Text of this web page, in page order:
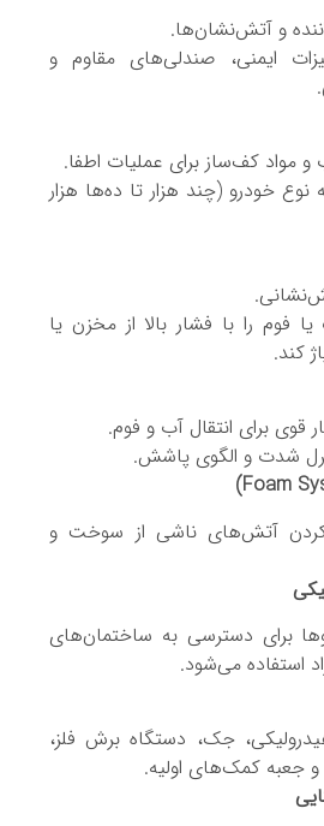
و آتش‌نشان‌ها.
ایمنی، صندلی‌های مقاوم و
کف‌ساز برای عملیات اطفا.
خودرو (چند هزار تا ده‌ها هزار
فوم را با فشار بالا از مخزن یا
کند.
برای انتقال آب و فوم.
شدت و الگوی پاشش.
آتش‌های ناشی از سوخت و
برای دسترسی به ساختمان‌های
استفاده می‌شود.
جک، دستگاه برش فلز،
جعبه کمک‌های اولیه.